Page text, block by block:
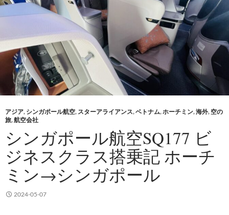
アジア, シンガポール航空, スターアライアンス,ベトナム,ホーチミン,海外, 空の
旅,航空会社
シンガポール航空SQ177 ビ
ジネスクラス搭乗記 ホーチ
ミン→シンガポール
2024-05-07